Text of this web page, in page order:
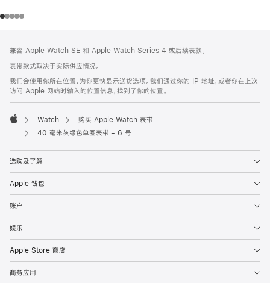
页
页
脚
注
兼容 Apple Watch SE 和 Apple Watch Series 4 或后续表款。
表带款式取决于实际供应情况。
我们会使用你所在位置，为你更快显示送货选项。我们通过你的 IP 地址，或者你在上次
访问 Apple 网站时输入的位置信息，找到了你的位置。
Apple
Watch
购买 Apple Watch 表带
40 毫米灰绿色单圈表带 - 6 号
选购及了解
Apple 钱包
账户
娱乐
Apple Store 商店
商务应用